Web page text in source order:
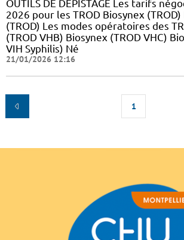
OUTILS DE DEPISTAGE Les tarifs
2026 pour les TROD Biosynex
(TROD) Les modes opératoires des
(TROD VHB) Biosynex (TROD VHC)
VIH Syphilis) Né
21/01/2026 12:16
1